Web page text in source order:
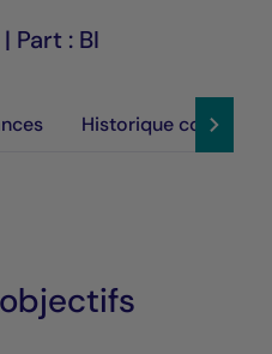
Part : BI
Historique cours